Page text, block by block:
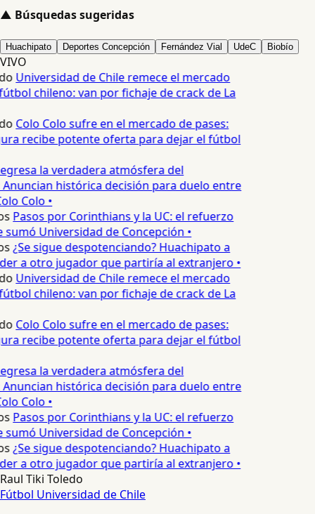
▲ Búsquedas sugeridas
Huachipato Deportes Concepción Fernández Vial UdeC Biobío
VIVO
Universidad de Chile remece el mercado
chileno: van por fichaje de crack de La
Colo Colo sufre en el mercado de pases:
recibe potente oferta para dejar el fútbol
la verdadera atmósfera del
histórica decisión para duelo entre
Colo •
Pasos por Corinthians y la UC: el refuerzo
Universidad de Concepción •
¿Se sigue despotenciando? Huachipato a
a otro jugador que partiría al extranjero •
Universidad de Chile remece el mercado
chileno: van por fichaje de crack de La
Colo Colo sufre en el mercado de pases:
recibe potente oferta para dejar el fútbol
la verdadera atmósfera del
histórica decisión para duelo entre
Colo •
Pasos por Corinthians y la UC: el refuerzo
Universidad de Concepción •
¿Se sigue despotenciando? Huachipato a
a otro jugador que partiría al extranjero •
Raul Tiki Toledo
Fútbol Universidad de Chile